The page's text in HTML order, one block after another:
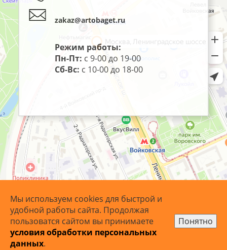
zakaz@artobaget.ru
Режим работы:
Пн-Пт: с 9-00 до 19-00
Сб-Вс: с 10-00 до 18-00
© 2007 - 2026 ArtoBaget.RU | «АртоБагет» - багетная
Мы используем cookies для быстрой и
удобной работы сайта. Продолжая
пользоватся сайтом вы принимаете
условия обработки персональных
данных.
Понятно